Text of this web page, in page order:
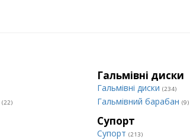
(22)
Гальмівні диски
Гальмівні диски (234)
Гальмівний барабан (9)
Супорт
Супорт (213)